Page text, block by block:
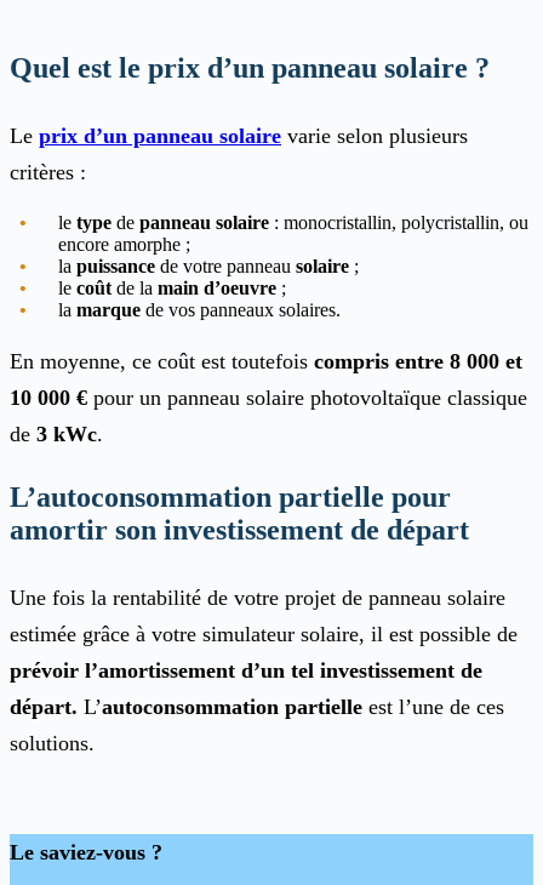
Quel est le prix d’un panneau solaire ?
Le prix d’un panneau solaire varie selon plusieurs
critères :
le type de panneau solaire : monocristallin, polycristallin, ou
encore amorphe ;
la puissance de votre panneau solaire ;
le coût de la main d’oeuvre ;
la marque de vos panneaux solaires.
En moyenne, ce coût est toutefois compris entre 8 000 et
10 000 € pour un panneau solaire photovoltaïque classique
de 3 kWc.
L’autoconsommation partielle pour
amortir son investissement de départ
Une fois la rentabilité de votre projet de panneau solaire
estimée grâce à votre simulateur solaire, il est possible de
prévoir l’amortissement d’un tel investissement de
départ. L’autoconsommation partielle est l’une de ces
solutions.
Le saviez-vous ?